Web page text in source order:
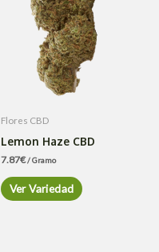
Flores CBD
Lemon Haze CBD
7.87€/ Gramo
Ver Variedad